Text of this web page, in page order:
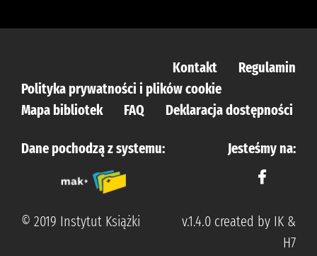
Kontakt
Regulamin
Polityka prywatności i plików cookie
Mapa bibliotek
FAQ Deklaracja dostępności
Dane pochodzą z systemu: Jesteśmy na:
© 2019 Instytut Książki
v.1.4.0 created by IK &
H7